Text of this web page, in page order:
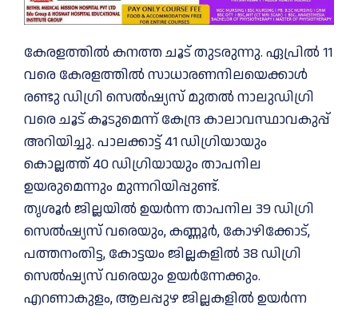
കേരളത്തിൽ കനത്ത ചൂട് തുടരുന്നു. ഏപ്രില്‍ 11
വരെ കേരളത്തില്‍ സാധാരണനിലയെക്കാള്‍
രണ്ടു ഡിഗ്രി സെല്‍ഷ്യസ് മുതല്‍ നാലുഡിഗ്രി
വരെ ചൂട് കൂടുമെന്ന് കേന്ദ്ര കാലാവസ്ഥാവകുപ്പ്
അറിയിച്ചു. പാലക്കാട്ട് 41 ഡിഗ്രിയായും
കൊല്ലത്ത് 40 ഡിഗ്രിയായും താപനില
ഉയരുമെന്നും മുന്നറിയിപ്പുണ്ട്.
തൃശൂര്‍ ജില്ലയില്‍ ഉയര്‍ന്ന താപനില 39 ഡിഗ്രി
സെല്‍ഷ്യസ് വരെയും, കണ്ണൂര്‍, കോഴിക്കോട്,
പത്തനംതിട്ട, കോട്ടയം ജില്ലകളില്‍ 38 ഡിഗ്രി
സെല്‍ഷ്യസ് വരെയും ഉയര്‍ന്നേക്കും.
എറണാകുളം, ആലപ്പുഴ ജില്ലകളില്‍ ഉയര്‍ന്ന